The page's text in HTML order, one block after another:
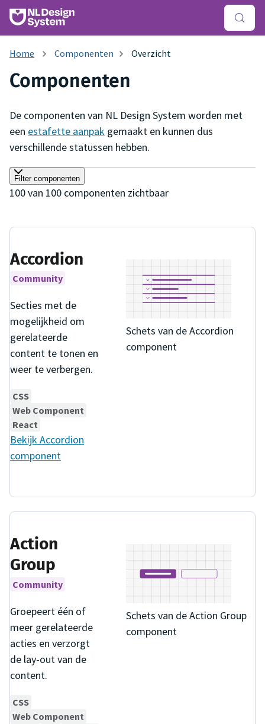
Componenten Overzicht
Componenten
De componenten van NL Design System worden met
een estafette aanpak gemaakt en kunnen dus
verschillende statussen hebben.
Filter componenten
100van 100 componenten zichtbaar
Schets van de Accordion
component
Accordion
Community
Secties met de
mogelijkheid om
gerelateerde
content te tonen en
weer te verbergen.
CSS
Web Component
React
BekijkAccordion
component
Schets van de Action Group
component
Action
Group
Community
Groepeert één of
meer gerelateerde
acties en verzorgt
de lay-out van de
content.
CSS
Web Component